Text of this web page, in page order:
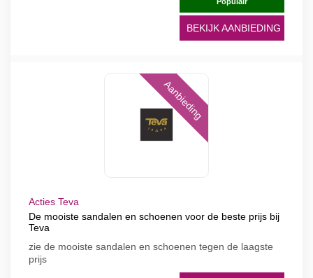
BEKIJK AANBIEDING
Aanbieding
Acties Teva
De mooiste sandalen en schoenen voor de beste prijs bij
Teva
zie de mooiste sandalen en schoenen tegen de laagste
prijs